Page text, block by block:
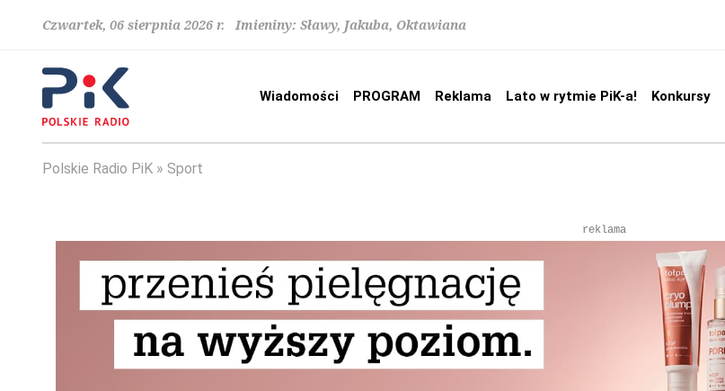
Czwartek, 06 sierpnia 2026 r. Imieniny: Sławy, Jakuba, Oktawiana
Wiadomości PROGRAM Reklama Lato w rytmie PiK-a! Konkursy
Polskie Radio PiK Sport
reklama